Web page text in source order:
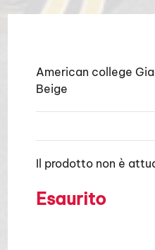
American college
Beige
Il prodotto non è
Esaurito